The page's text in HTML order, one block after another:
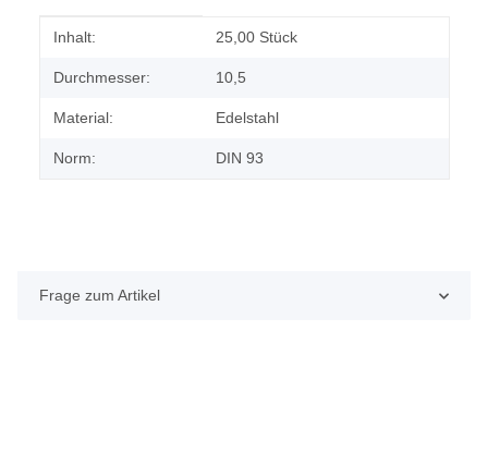
Produkteigenschaft
Wert
Inhalt: 25,00 Stück
Durchmesser: 10,5
Material: Edelstahl
Norm: DIN 93
Frage zum Artikel